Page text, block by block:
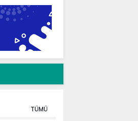
TÜMÜ